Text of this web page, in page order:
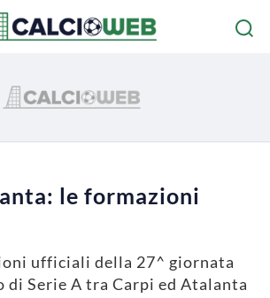
le formazioni
ufficiali della 27^ giornata
di Serie A tra Carpi ed Atalanta